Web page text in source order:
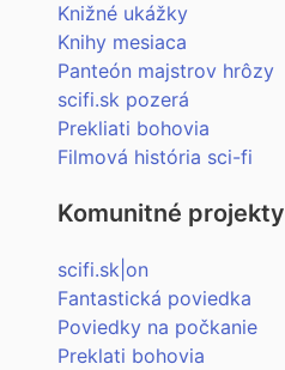
Knižné ukážky
Knihy mesiaca
Panteón majstrov hrôzy
scifi.sk pozerá
Prekliati bohovia
Filmová história sci-fi
Komunitné projekty
scifi.sk|on
Fantastická poviedka
Poviedky na počkanie
Preklati bohovia